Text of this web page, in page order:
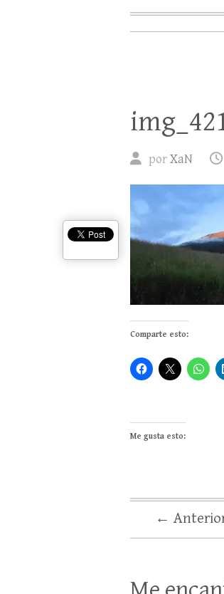
porXaN
Comparte esto:
Me gusta esto:
←